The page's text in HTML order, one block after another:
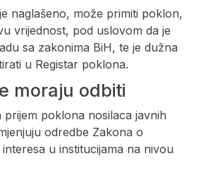
naglašeno, može primiti poklon,
vrijednost, pod uslovom da je
sa zakonima BiH, te je dužna
u Registar poklona.
moraju odbiti
prijem poklona nosilaca javnih
odredbe Zakona o
u institucijama na nivou